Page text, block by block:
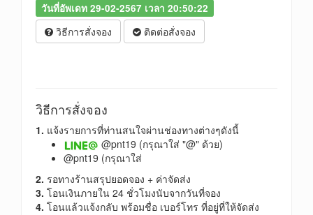
วันที่อัพเดท 29-02-2567 เวลา 20:50:22
วิธีการสั่งจอง ติดต่อสั่งจอง
วิธีการสั่งจอง
1. แจ้งรายการที่ท่านสนใจผ่านช่องทางต่างๆดังนี้
@pnt19 (กรุณาใส่ "@" ด้วย)
@pnt19 (กรุณาใส่
2. รอทางร้านสรุปยอดจอง + ค่าจัดส่ง
3. โอนเงินภายใน 24 ชั่วโมงนับจากวันที่จอง
4. โอนแล้วแจ้งกลับ พร้อมชื่อ เบอร์โทร ที่อยู่ที่ให้จัดส่ง